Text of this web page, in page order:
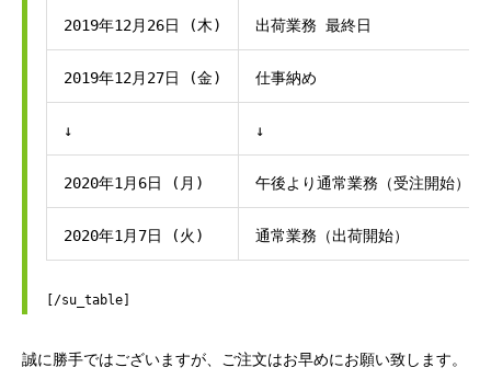
2019年12月26日 (木) 出荷業務 最終日
2019年12月27日 (金) 仕事納め
↓ ↓
2020年1月6日 (月) 午後より通常業務（受注開始）
2020年1月7日 (火) 通常業務（出荷開始）
[/su_table]
誠に勝手ではございますが、ご注文はお早めにお願い致します。